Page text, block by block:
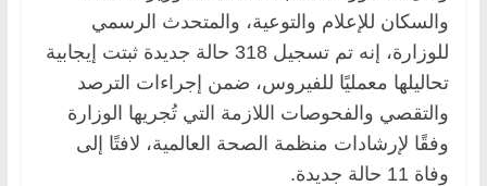
والسكان للإعلام والتوعية، والمتحدث الرسمي
للوزارة، إنه تم تسجيل 318 حالة جديدة ثبتت إيجابية
تحاليلها معمليًا للفيروس، ضمن إجراءات الترصد
والتقصي والفحوصات اللازمة التي تُجريها الوزارة
وفقًا لإرشادات منظمة الصحة العالمية، لافتًا إلى
وفاة 11 حالة جديدة.